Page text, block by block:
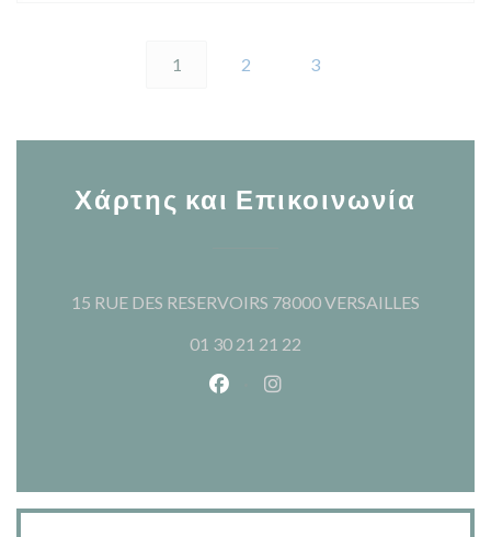
1 2 3
Χάρτης και Επικοινωνία
15 RUE DES RESERVOIRS 78000 VERSAILLES
01 30 21 21 22
Facebook ((ανοίγει σε νέο
Instagram ((ανοίγει σε